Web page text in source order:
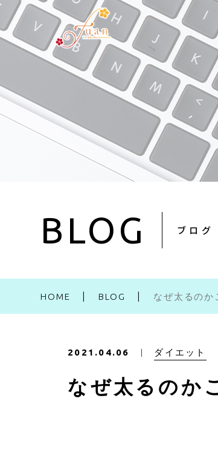
BLOG ブログ
HOME BLOG なぜ太るのか
2021.04.06 ダイエット
なぜ太るのか